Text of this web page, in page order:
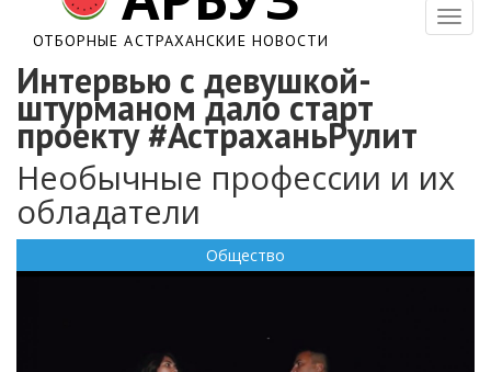
ОТБОРНЫЕ АСТРАХАНСКИЕ НОВОСТИ
Интервью с девушкой-
штурманом дало старт
проекту #АстраханьРулит
Необычные профессии и их
обладатели
Общество